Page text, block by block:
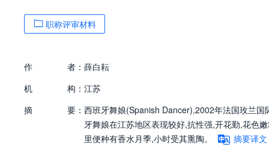
职称评审材料
作 者： 薛白耘
机
构： 江苏
摘
要： 西班牙舞娘(Spanish Dancer),2002年法国玫兰
牙舞娘在江苏地区表现较好,抗性强,开花勤,花色
里便种有香水月季,小时受其熏陶。
摘要译文